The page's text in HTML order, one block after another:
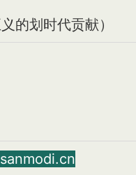
的划时代贡献）